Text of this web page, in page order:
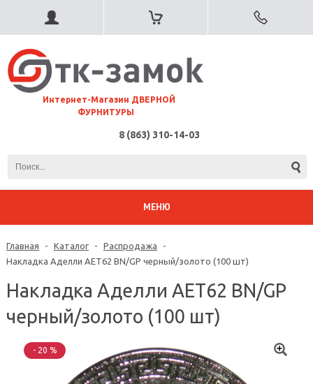
⠀Интернет-Магазин ДВЕРНОЙ
ФУРНИТУРЫ
8 (863) 310-14-03
МЕНЮ
Главная - Каталог - Распродажа
-
Накладка Аделли AET62 BN/GP черный/золото (100 шт)
Накладка Аделли AET62 BN/GP
черный/золото (100 шт)
- 20 %